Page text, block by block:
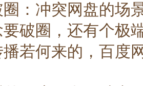
：冲突网盘的场
要破圈，还有个
播若何来的，百度